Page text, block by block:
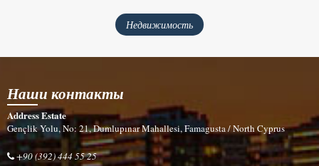
Недвижимость
Наши контакты
Address Estate
Gençlik Yolu, No: 21, Dumlupınar Mahallesi, Famagusta / North Cyprus
+90 (392) 444 55 25